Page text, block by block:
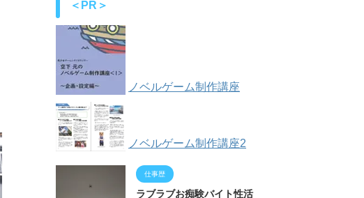
＜PR＞
ノベルゲーム制作講座
ノベルゲーム制作講座2
仕事歴
ラブラブお痴験バイト性活